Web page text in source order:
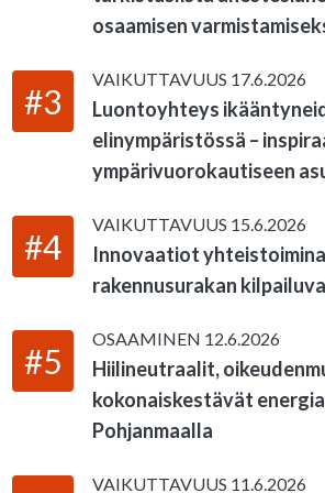
osaamisen
#3
VAIKUTTAVUUS 17.6.2026
Luontoyhteys
elinympäristössä –
ympärivuorokautiseen
#4
VAIKUTTAVUUS 15.6.2026
Innovaatiot
rakennusurakan
#5
OSAAMINEN 12.6.2026
Hiilineutraalit,
kokonaiskestävät
Pohjanmaalla
VAIKUTTAVUUS 11.6.2026